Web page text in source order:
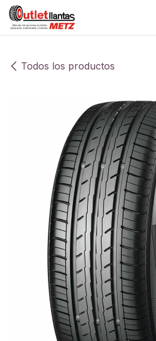
Ir al contenido
Todos los productos